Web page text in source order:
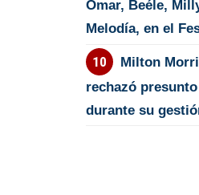
Omar, Beéle,
Melodía, en el
Milton
rechazó
durante su